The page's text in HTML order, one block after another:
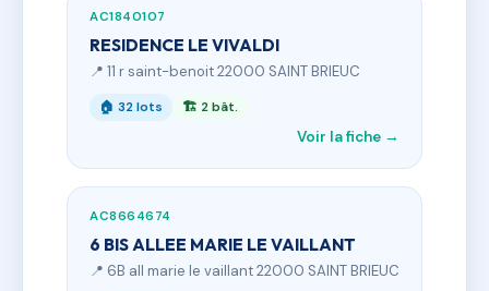
AC1840107
RESIDENCE LE VIVALDI
📍 11 r saint-benoit 22000 SAINT BRIEUC
🏠 32 lots 🏗 2 bât.
Voir la fiche →
AC8664674
6 BIS ALLEE MARIE LE VAILLANT
📍 6B all marie le vaillant 22000 SAINT BRIEUC